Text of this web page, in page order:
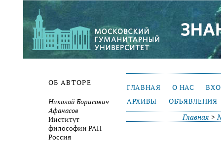
ОБ АВТОРЕ
Николай Борисович
Афанасов
Институт
философии РАН
Россия
ГЛАВНАЯ О НАС
АРХИВЫ
ОБЪЯВЛЕНИЯ
Главная >